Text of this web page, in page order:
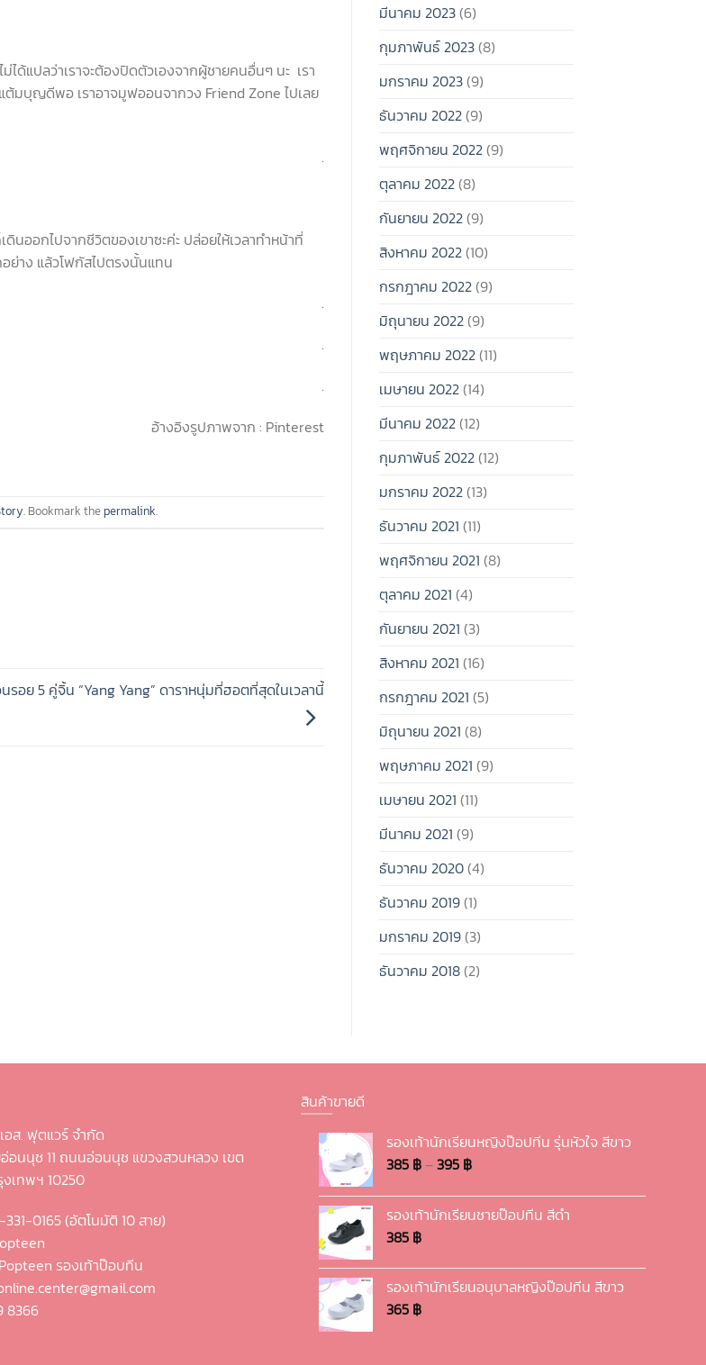
ปลว่าเราจะต้องปิดตัวเองจากผู้ชายคนอื่นๆ นะ เรา
ต้มบุญดีพอ เราอาจมูฟออนจากวง Friend Zone ไปเลย
.
กไปจากชีวิตของเขาซะค่ะ ปล่อยให้เวลาทำหน้าที่
อย่าง แล้วโฟกัสไปตรงนั้นแทน
.
.
.
อ้างอิงรูปภาพจาก : Pinterest
. Bookmark the permalink.
รอย 5 คู่จิ้น “Yang Yang” ดาราหนุ่มที่ฮอตที่สุดในเวลานี้
มีนาคม 2023(6)
กุมภาพันธ์ 2023(8)
มกราคม 2023(9)
ธันวาคม 2022(9)
พฤศจิกายน 2022(9)
ตุลาคม 2022(8)
กันยายน 2022(9)
สิงหาคม 2022(10)
กรกฎาคม 2022(9)
มิถุนายน 2022(9)
พฤษภาคม 2022(11)
เมษายน 2022(14)
มีนาคม 2022(12)
กุมภาพันธ์ 2022(12)
มกราคม 2022(13)
ธันวาคม 2021 (11)
พฤศจิกายน 2021 (8)
ตุลาคม 2021 (4)
กันยายน 2021 (3)
สิงหาคม 2021 (16)
กรกฎาคม 2021 (5)
มิถุนายน 2021 (8)
พฤษภาคม 2021 (9)
เมษายน 2021 (11)
มีนาคม 2021 (9)
ธันวาคม 2020(4)
ธันวาคม 2019(1)
มกราคม 2019(3)
ธันวาคม 2018(2)
อส. ฟุตแวร์ จำกัด
อนนุช 11 ถนนอ่อนนุช แขวงสวนหลวง เขต
เทพฯ 10250
0165 (อัตโนมัติ 10 สาย)
Popteen รองเท้าป๊อบทีน
8366
สินค้าขายดี
รองเท้านักเรียนหญิงป๊อปทีน รุ่นหัวใจ สีขาว
385 ฿ –395 ฿Price
385 ฿
through
รองเท้านักเรียนชายป๊อปทีน สีดำ
385 ฿
รองเท้านักเรียนอนุบาลหญิงป๊อปทีน สีขาว
365 ฿